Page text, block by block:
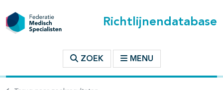
Richtlijnendatabase
ZOEK MENU
binnen deze richtlijn